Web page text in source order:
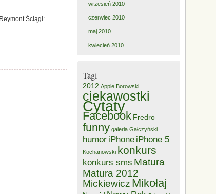
Ściągi:
wrzesień 2010
czerwiec 2010
maj 2010
kwiecień 2010
Tagi
2012 Apple Borowski
ciekawostki
Cytaty
Facebook Fredro
funny galeria Gałczyński
humor iPhone iPhone 5
Kochanowski konkurs
konkurs sms Matura
Matura 2012
Mickiewicz Mikołaj